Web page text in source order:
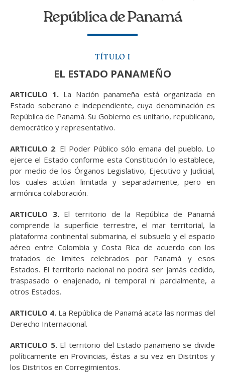
República de Panamá
TÍTULO I
EL ESTADO PANAMEÑO
ARTICULO 1. La Nación panameña está organizada en
Estado soberano e independiente, cuya denominación es
República de Panamá. Su Gobierno es unitario, republicano,
democrático y representativo.
ARTICULO 2. El Poder Público sólo emana del pueblo. Lo
ejerce el Estado conforme esta Constitución lo establece,
por medio de los Órganos Legislativo, Ejecutivo y Judicial,
los cuales actúan limitada y separadamente, pero en
armónica colaboración.
ARTICULO 3.El territorio de la República de Panamá
comprende la superficie terrestre, el mar territorial, la
plataforma continental submarina, el subsuelo y el espacio
aéreo entre Colombia y Costa Rica de acuerdo con los
tratados de limites celebrados por Panamá y esos
Estados. El territorio nacional no podrá ser jamás cedido,
traspasado o enajenado, ni temporal ni parcialmente, a
otros Estados.
ARTICULO 4. La República de Panamá acata las normas del
Derecho Internacional.
ARTICULO 5.El territorio del Estado panameño se divide
políticamente en Provincias, éstas a su vez en Distritos y
los Distritos en Corregimientos.